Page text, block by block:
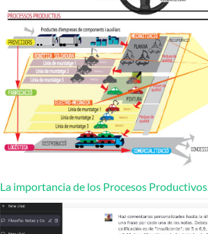
La importancia de los Procesos Productivos.